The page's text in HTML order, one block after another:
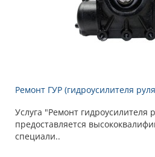
Ремонт ГУР (гидроусилителя
Услуга "Ремонт гидроусилителя
предоставляется
специали..